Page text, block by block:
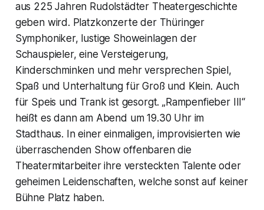
aus 225 Jahren Rudolstädter Theatergeschichte
geben wird. Platzkonzerte der Thüringer
Symphoniker, lustige Showeinlagen der
Schauspieler, eine Versteigerung,
Kinderschminken und mehr versprechen Spiel,
Spaß und Unterhaltung für Groß und Klein. Auch
für Speis und Trank ist gesorgt. „Rampenfieber III“
heißt es dann am Abend um 19.30 Uhr im
Stadthaus. In einer einmaligen, improvisierten wie
überraschenden Show offenbaren die
Theatermitarbeiter ihre versteckten Talente oder
geheimen Leidenschaften, welche sonst auf keiner
Bühne Platz haben.